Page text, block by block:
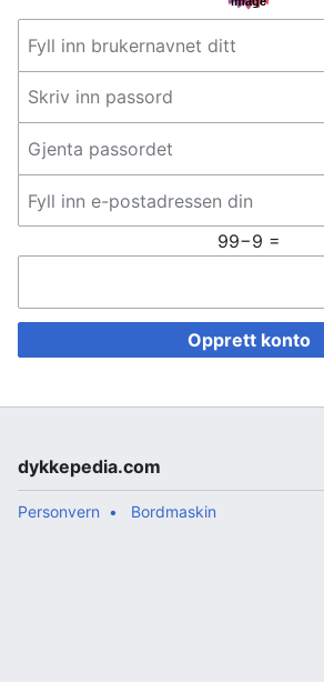
99−9 =
Opprett konto
dykkepedia.com
Personvern Bordmaskin